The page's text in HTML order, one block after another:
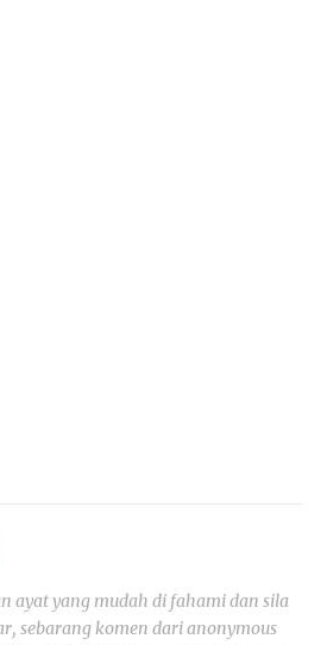
ayat yang mudah di fahami dan sila
sebarang komen dari anonymous